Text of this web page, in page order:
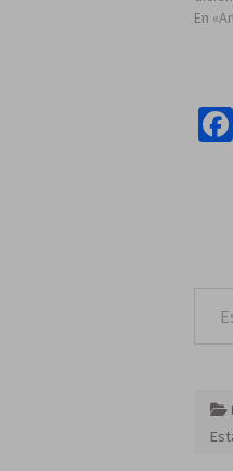
En